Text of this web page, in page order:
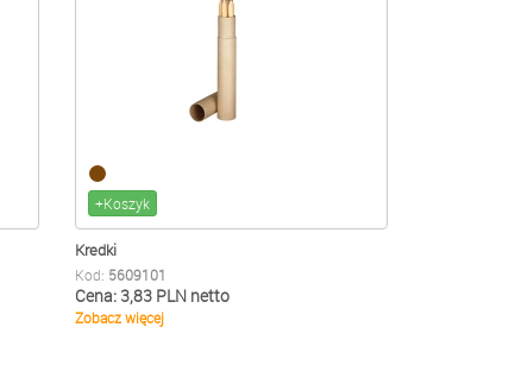
+Koszyk
Kredki
Kod: 5609101
Cena: 3,83 PLN netto
Zobacz więcej